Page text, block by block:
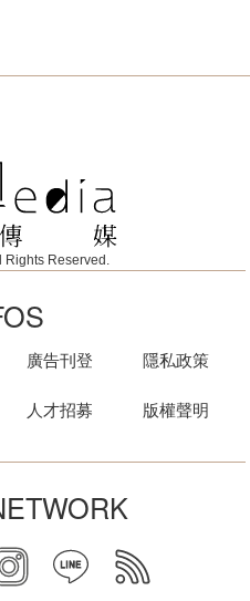
Reserved.
廣告刊登
人才招募
隱私政策
版權聲明
instagram